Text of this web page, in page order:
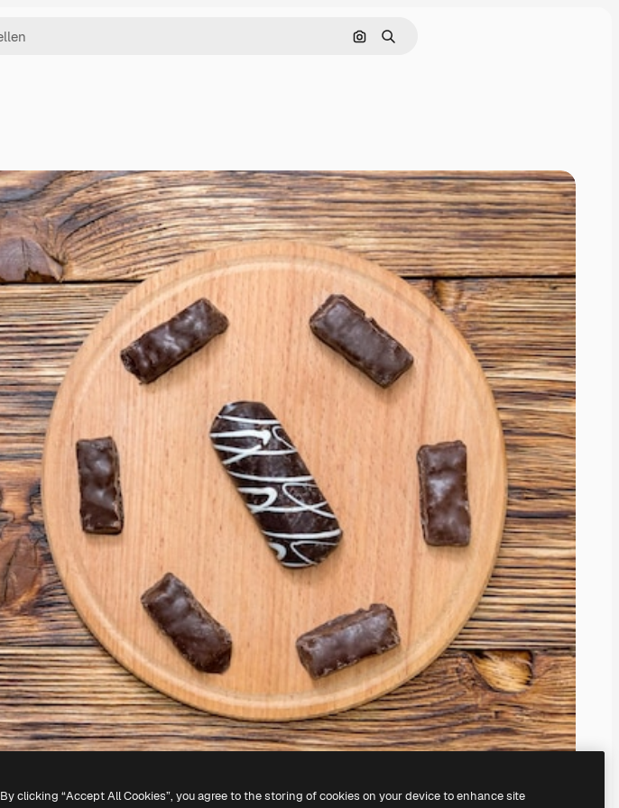
Nach Bild suchen
Suchen
By clicking “Accept All Cookies”, you agree to the storing of cookies on your device to enhance site